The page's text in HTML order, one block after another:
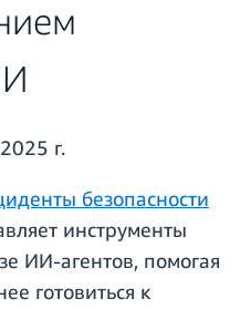
г.
безопасности
инструменты
ИИ-агентов, помогая
готовиться к